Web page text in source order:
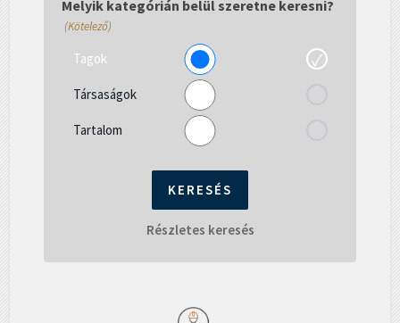
Melyik kategórián belül szeretne keresni?
(Kötelező)
Tagok
Társaságok
Tartalom
Részletes keresés